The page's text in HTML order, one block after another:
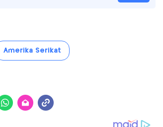
Amerika Serikat